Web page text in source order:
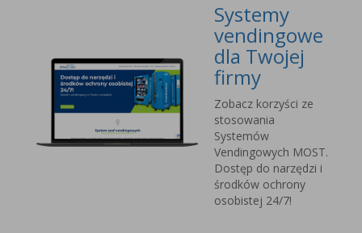
Systemy
vendingowe
dla Twojej
firmy
Zobacz korzyści ze
stosowania
Systemów
Vendingowych MOST.
Dostęp do narzędzi i
środków ochrony
osobistej 24/7!